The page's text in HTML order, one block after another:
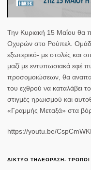
Την Κυριακή 15 Μαΐου θα
Οχυρών στο Ρούπελ.
εξωτερικό- με στολές και
μαζί με εντυπωσιακά εφέ
προσομοιώσεων, θα
του εχθρού να καταλάβει
στιγμές ηρωισμού και
«Γραμμής Μεταξά» στα
https://youtu.be/
ΔΙΚΤΥΟ ΤΗΛΕΟΡΑΣΗ- ΤΡΟΠΟΙ